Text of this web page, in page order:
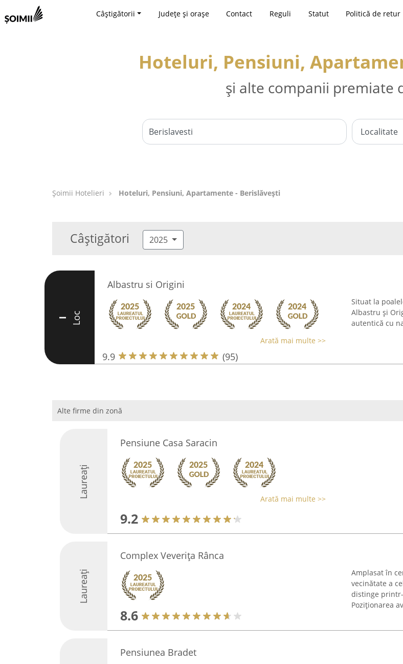
Câștigătorii Județe și orașe Contact Reguli Statut Politică de retur
Hoteluri, Pensiuni,
și alte companii premiate
Șoimii Hotelieri Hoteluri, Pensiuni, Apartamente - Berislăveşti
Câștigători 2025
I Loc
Albastru si Origini
Arată mai multe >>
9.9 (95)
Situat la
Albastru și
autentică cu
Alte firme din zonă
Laureați
Pensiune Casa Saracin
Arată mai multe >>
9.2
Laureați
Complex Veverița Rânca
8.6
Amplasat în
vecinătate a
distinge
Poziționarea
Pensiunea Bradet